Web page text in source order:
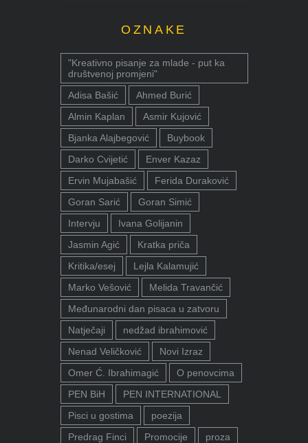
OZNAKE
"Kreativno pisanje za mlade - put ka
društvenoj promjeni"
Adisa Bašić
Ahmed Burić
Almin Kaplan
Asmir Kujović
Bjanka Alajbegović
Buybook
Darko Cvijetić
Enver Kazaz
Ervin Mujabašić
Ferida Duraković
Goran Sarić
Goran Simić
Intervju
Ivana Golijanin
Jasmin Agić
Kratka priča
Kritika/esej
Lejla Kalamujić
Marko Vešović
Melida Travančić
Međunarodni dan pisaca u zatvoru
Natječaji
nedžad ibrahimović
Nenad Veličković
Novi Izraz
Omer Ć. Ibrahimagić
O penovcima
PEN BiH
PEN INTERNATIONAL
Pisci u gostima
poezija
Predrag Finci
Promocije
proza